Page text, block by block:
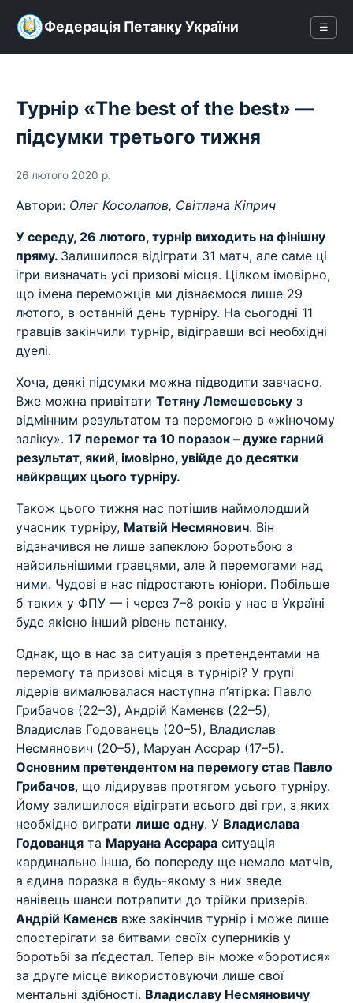
Федерація Петанку України ☰
Турнір «The best of the best» —
підсумки третього тижня
26 лютого 2020 р.
Автори: Олег Косолапов, Світлана Кіприч
У середу, 26 лютого, турнір виходить на фінішну
пряму. Залишилося відіграти 31 матч, але саме ці
ігри визначать усі призові місця. Цілком імовірно,
що імена переможців ми дізнаємося лише 29
лютого, в останній день турніру. На сьогодні 11
гравців закінчили турнір, відігравши всі необхідні
дуелі.
Хоча, деякі підсумки можна підводити завчасно.
Вже можна привітати Тетяну Лемешевську з
відмінним результатом та перемогою в «жіночому
заліку». 17 перемог та 10 поразок – дуже гарний
результат, який, імовірно, увійде до десятки
найкращих цього турніру.
Також цього тижня нас потішив наймолодший
учасник турніру, Матвій Несмянович. Він
відзначився не лише запеклою боротьбою з
найсильнішими гравцями, але й перемогами над
ними. Чудові в нас підростають юніори. Побільше
б таких у ФПУ — і через 7–8 років у нас в Україні
буде якісно інший рівень петанку.
Однак, що в нас за ситуація з претендентами на
перемогу та призові місця в турнірі? У групі
лідерів вималювалася наступна п’ятірка: Павло
Грибачов (22–3), Андрій Каменєв (22–5),
Владислав Годованець (20–5), Владислав
Несмянович (20–5), Маруан Ассрар (17–5).
Основним претендентом на перемогу став Павло
Грибачов, що лідирував протягом усього турніру.
Йому залишилося відіграти всього дві гри, з яких
необхідно виграти лише одну. У Владислава
Годованця та Маруана Ассрара ситуація
кардинально інша, бо попереду ще немало матчів,
а єдина поразка в будь-якому з них зведе
нанівець шанси потрапити до трійки призерів.
Андрій Каменєв вже закінчив турнір і може лише
спостерігати за битвами своїх суперників у
боротьбі за п’єдестал. Тепер він може «боротися»
за друге місце використовуючи лише свої
ментальні здібності. Владиславу Несмяновичу